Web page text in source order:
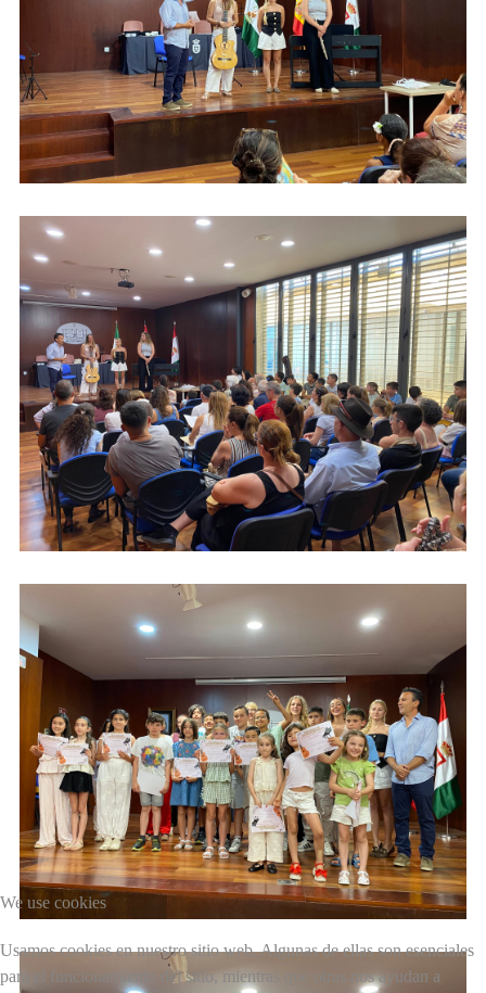
We use cookies
Usamos cookies en nuestro sitio web. Algunas de ellas son esenciales
para el funcionamiento del sitio, mientras que otras nos ayudan a